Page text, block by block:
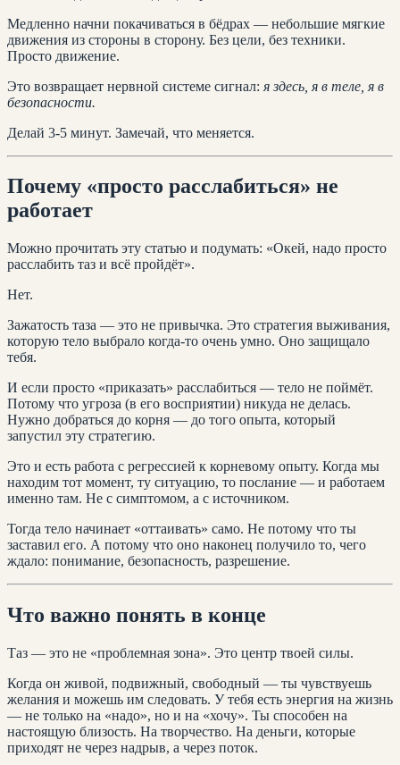
Медленно начни покачиваться в бёдрах — небольшие мягкие
движения из стороны в сторону. Без цели, без техники.
Просто движение.
Это возвращает нервной системе сигнал: я здесь, я в теле, я в
безопасности.
Делай 3-5 минут. Замечай, что меняется.
Почему «просто расслабиться» не
работает
Можно прочитать эту статью и подумать: «Окей, надо просто
расслабить таз и всё пройдёт».
Нет.
Зажатость таза — это не привычка. Это стратегия выживания,
которую тело выбрало когда-то очень умно. Оно защищало
тебя.
И если просто «приказать» расслабиться — тело не поймёт.
Потому что угроза (в его восприятии) никуда не делась.
Нужно добраться до корня — до того опыта, который
запустил эту стратегию.
Это и есть работа с регрессией к корневому опыту. Когда мы
находим тот момент, ту ситуацию, то послание — и работаем
именно там. Не с симптомом, а с источником.
Тогда тело начинает «оттаивать» само. Не потому что ты
заставил его. А потому что оно наконец получило то, чего
ждало: понимание, безопасность, разрешение.
Что важно понять в конце
Таз — это не «проблемная зона». Это центр твоей силы.
Когда он живой, подвижный, свободный — ты чувствуешь
желания и можешь им следовать. У тебя есть энергия на жизнь
— не только на «надо», но и на «хочу». Ты способен на
настоящую близость. На творчество. На деньги, которые
приходят не через надрыв, а через поток.